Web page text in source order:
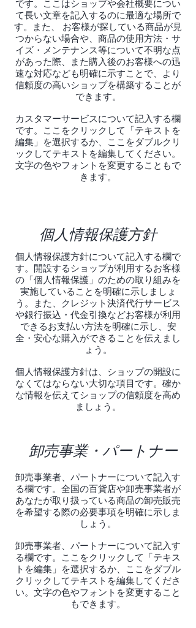
です。ここはショップや会社概要につい
て長い文章を記入するのに最適な場所で
す。また、 お客様が探している商品が見
つからない場合や、商品の使用方法・サ
イズ・メンテナンス等について不明な点
があった際、また購入後のお客様への迅
速な対応なども明確に示すことで、より
信頼度の高いショップを構築することが
できます。
カスタマーサービスについて記入する欄
です。ここをクリックして「テキストを
編集」を選択するか、ここをダブルクリ
ックしてテキストを編集してください。
文字の色やフォントを変更することもで
きます。
個人情報保護方針
個人情報保護方針について記入する欄で
す。開設するショップが利用するお客様
の「個人情報保護」のための取り組みを
実施していることを明確に示しましょ
う。また、クレジット決済代行サービス
や銀行振込・代金引換などお客様が利用
できるお支払い方法を明確に示し、安
全・安心な購入ができることを伝えまし
ょう。
個人情報保護方針は、ショップの開設に
なくてはならない大切な項目です。確か
な情報を伝えてショップの信頼度を高め
ましょう。
卸売事業・パートナー
卸売事業者、パートナーについて記入す
る欄です。全国の百貨店や卸売事業者が
あなたが取り扱っている商品の卸売販売
を希望する際の必要事項を明確に示しま
しょう。
卸売事業者、パートナーについて記入す
る欄です。ここをクリックして「テキス
トを編集」を選択するか、ここをダブル
クリックしてテキストを編集してくださ
い。文字の色やフォントを変更すること
もできます。